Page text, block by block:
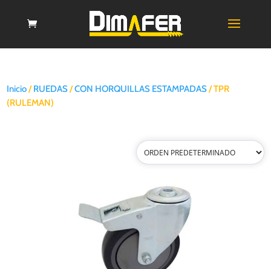
Inicio/RUEDAS/CON HORQUILLAS ESTAMPADAS/ TPR
(RULEMAN)